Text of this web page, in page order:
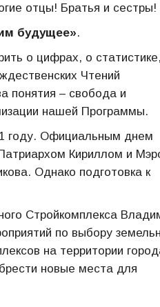
отцы! Братья и сестры!
будущее».
о цифрах, о статистике,
Чтений
понятия – свобода и
нашей Программы.
году. Официальным днем
Кириллом и
Однако подготовка к
Стройкомплекса
по выбору
на территории
новые места для